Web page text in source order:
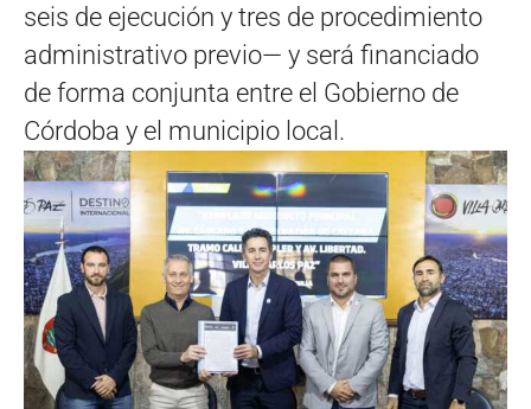
seis de ejecución y tres de procedimiento
administrativo previo— y será financiado
de forma conjunta entre el Gobierno de
Córdoba y el municipio local.